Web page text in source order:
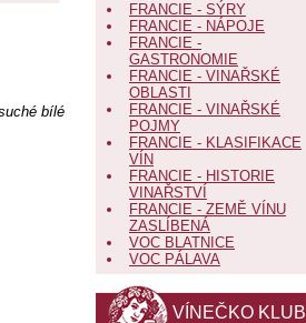
bílé
FRANCIE - SÝRY
FRANCIE - NÁPOJE
FRANCIE -
GASTRONOMIE
FRANCIE - VINAŘSKÉ
OBLASTI
FRANCIE - VINAŘSKÉ
POJMY
FRANCIE - KLASIFIKACE
VÍN
FRANCIE - HISTORIE
VINAŘSTVÍ
FRANCIE - ZEMĚ VÍNU
ZASLÍBENÁ
VOC BLATNICE
VOC PÁLAVA
VÍNEČKO KLUB